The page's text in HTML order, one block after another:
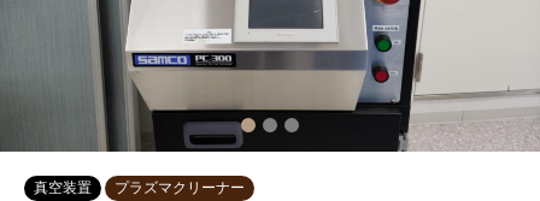
真空装置 プラズマクリーナー